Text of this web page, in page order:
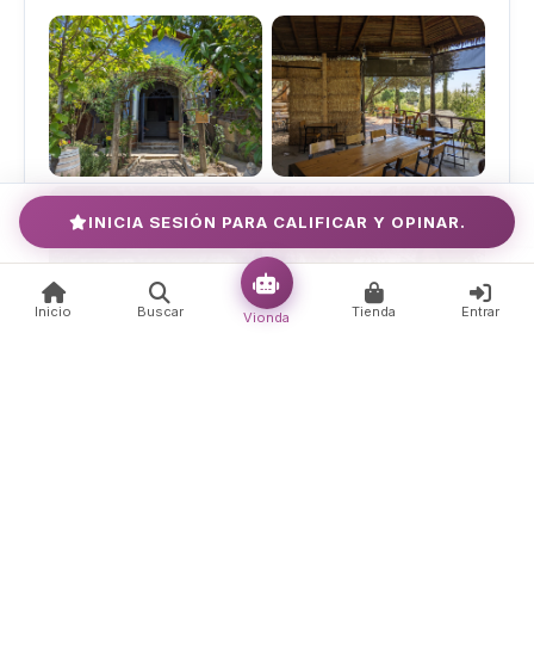
INICIA SESIÓN PARA CALIFICAR Y OPINAR.
Inicio Buscar Vionda Tienda Entrar